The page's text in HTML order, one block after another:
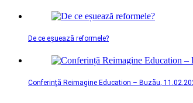
De ce eșuează reformele?
Conferință Reimagine Education – Buzău,